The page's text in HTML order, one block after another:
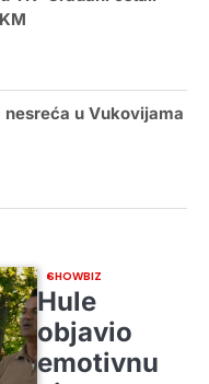
u Vukovijama
SHOWBIZ
Hule
objavio
emotivnu